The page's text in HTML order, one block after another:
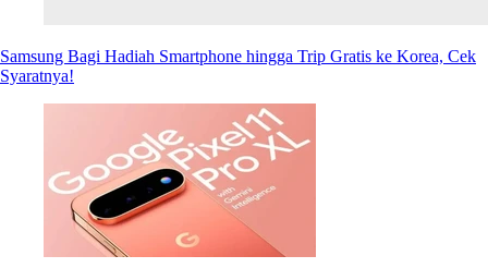
Samsung Bagi Hadiah Smartphone hingga Trip Gratis ke Korea, Cek
Syaratnya!